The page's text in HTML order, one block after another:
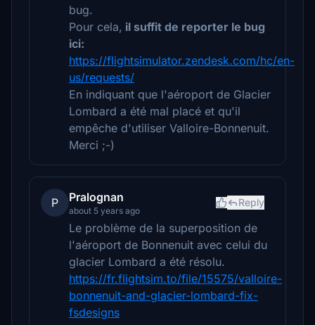
bug.
Pour cela, il suffit de reporter le bug
ici:
https://flightsimulator.zendesk.com/hc/en-
us/requests/
En indiquant que l'aéroport de Glacier
Lombard a été mal placé et qu'il
empêche d'utiliser Valloire-Bonnenuit.
Merci ;-)
P Pralognan
about 5 years ago
Reply
Le problème de la superposition de
l'aéroport de Bonnenuit avec celui du
glacier Lombard a été résolu.
https://fr.flightsim.to/file/15575/valloire-
bonnenuit-and-glacier-lombard-fix-
fsdesigns